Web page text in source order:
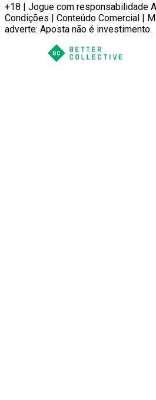
+18 | Jogue com responsabilidade
Condições | Conteúdo Comercial |
adverte: Aposta não é investimento.